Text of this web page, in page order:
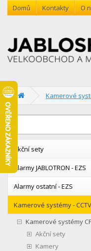
Domů Kontakty O
Kamerové
Akční sety
Alarmy JABLOTRON - EZS
Alarmy ostatní - EZS
Kamerové systémy - CCTV
Kamerové systémy
Akční sety
Kamery